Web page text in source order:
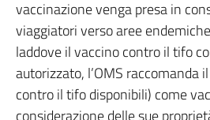
vaccinazione venga presa in
viaggiatori verso aree
laddove il vaccino contro il tifo
autorizzato, l’OMS raccomanda
contro il tifo disponibili) come
considerazione delle sue